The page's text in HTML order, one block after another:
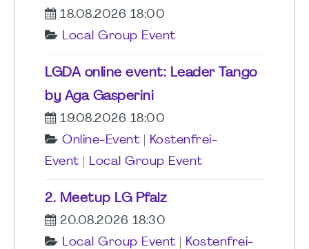
18.08.2026 18:00
Local Group Event
LGDA online event: Leader Tango
by Aga Gasperini
19.08.2026 18:00
Online-Event
Kostenfrei-
Event
Local Group Event
2. Meetup LG Pfalz
20.08.2026 18:30
Local Group Event
Kostenfrei-